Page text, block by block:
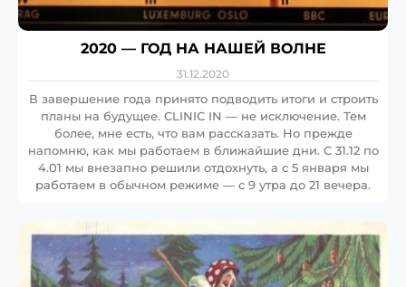
2020 — ГОД НА НАШЕЙ ВОЛНЕ
31.12.2020
В завершение года принято подводить итоги и строить
планы на будущее. CLINIC IN — не исключение. Тем
более, мне есть, что вам рассказать. Но прежде
напомню, как мы работаем в ближайшие дни. С 31.12 по
4.01 мы внезапно решили отдохнуть, а с 5 января мы
работаем в обычном режиме — с 9 утра до 21 вечера.